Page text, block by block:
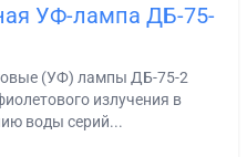
УФ-лампа ДБ-75-
(УФ) лампы ДБ-75-2
излучения в
воды серий...